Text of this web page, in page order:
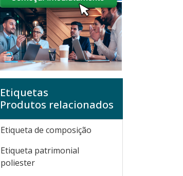
Etiquetas
Produtos relacionados
Etiqueta de composição
Etiqueta patrimonial
poliester